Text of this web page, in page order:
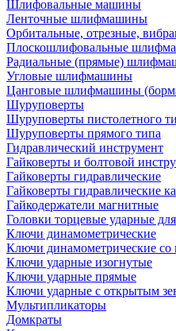
Шлифовальные машины
Ленточные шлифмашины
Орбитальные, отрезные,
Плоскошлифовальные
Радиальные (прямые)
Угловые шлифмашины
Цанговые шлифмашины
Шуруповерты
Шуруповерты пистолетного
Шуруповерты прямого типа
Гидравлический инструмент
Гайковерты и болтовой
Гайковерты гидравлические
Гайковерты гидравлические
Гайкодержатели магнитные
Головки торцевые ударные для
Ключи динамометрические
Ключи динамометрические
Ключи ударные изогнутые
Ключи ударные прямые
Ключи ударные с открытым
Мультипликаторы
Домкраты